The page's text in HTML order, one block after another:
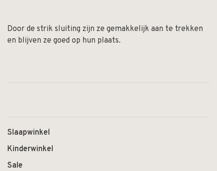
Door de strik sluiting zijn ze gemakkelijk aan te trekken
en blijven ze goed op hun plaats.
Slaapwinkel
Kinderwinkel
Sale